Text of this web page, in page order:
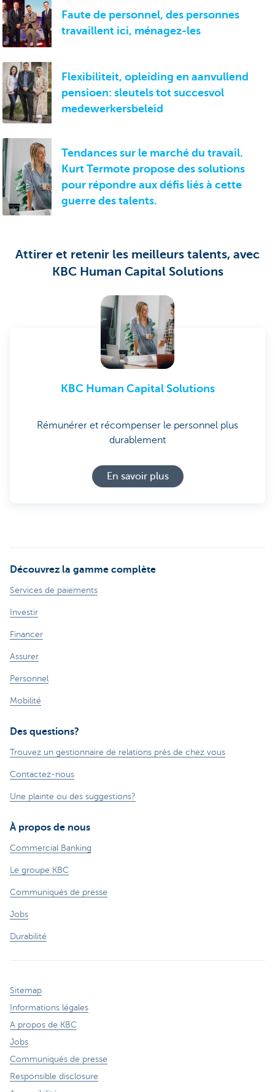
Faute de personnel, des personnes
travaillent ici, ménagez-les
Flexibiliteit, opleiding en aanvullend
pensioen: sleutels tot succesvol
medewerkersbeleid
Tendances sur le marché du travail.
Kurt Termote propose des solutions
pour répondre aux défis liés à cette
guerre des talents.
Attirer et retenir les meilleurs talents, avec
KBC Human Capital Solutions
KBC Human Capital Solutions
Rémunérer et récompenser le personnel plus
durablement
En savoir plus
Découvrez la gamme complète
Services de paiements
Investir
Financer
Assurer
Personnel
Mobilité
Des questions?
Trouvez un gestionnaire de relations près de chez vous
Contactez-nous
Une plainte ou des suggestions?
À propos de nous
Commercial Banking
Le groupe KBC
Communiqués de presse
Jobs
Durabilité
Sitemap
Informations légales
A propos de KBC
Jobs
Communiqués de presse
Responsible disclosure